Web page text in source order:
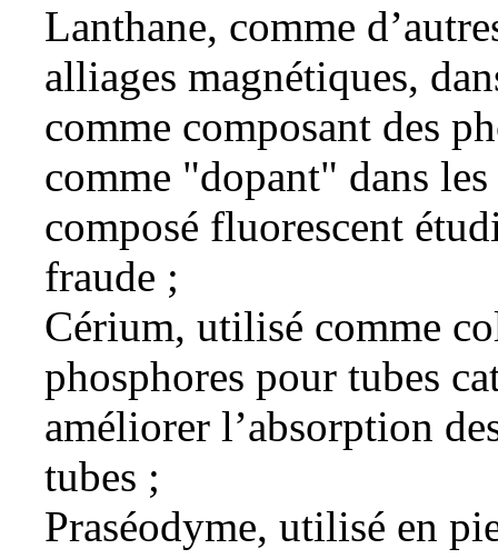
Lanthane, comme
alliages magnétiques,
comme composant des
comme "dopant" dans
composé fluorescent
fraude ;
Cérium, utilisé comme
phosphores pour tubes
améliorer l’absorption
tubes ;
Praséodyme, utilisé en